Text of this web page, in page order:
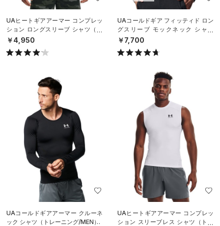
UAヒートギアアーマー コンプレッ
ション ロングスリーブ シャツ（ト
レーニング/MEN）
￥4,950
UAコールドギア フィッティド ロン
グスリーブ モックネック シャツ
（ゴルフ/MEN）
￥7,700
UAコールドギアアーマー クルーネ
ック シャツ（トレーニング/MEN）
UAヒートギアアーマー コンプレッ
ション スリーブレス シャツ（トレ